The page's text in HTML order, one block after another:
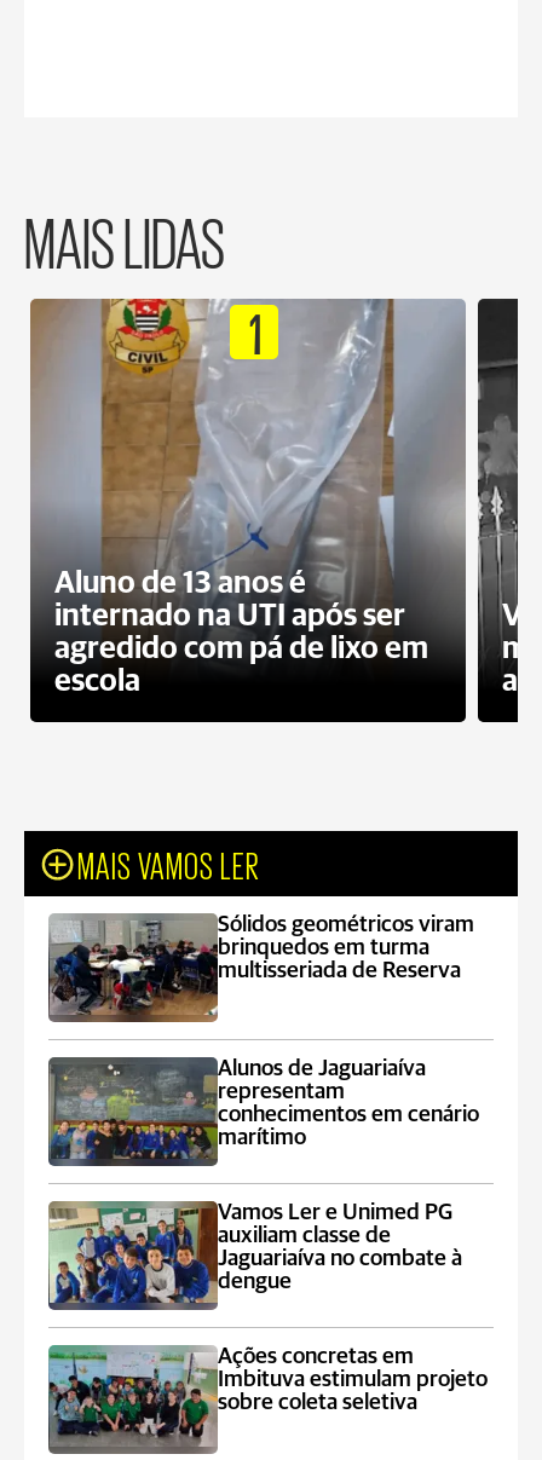
MAIS LIDAS
1
Aluno de 13 anos é
internado na UTI após ser
agredido com pá de lixo em
escola
a
MAIS VAMOS LER
Sólidos geométricos viram
brinquedos em turma
multisseriada de Reserva
Alunos de Jaguariaíva
representam
conhecimentos em cenário
marítimo
Vamos Ler e Unimed PG
auxiliam classe de
Jaguariaíva no combate à
dengue
Ações concretas em
Imbituva estimulam projeto
sobre coleta seletiva